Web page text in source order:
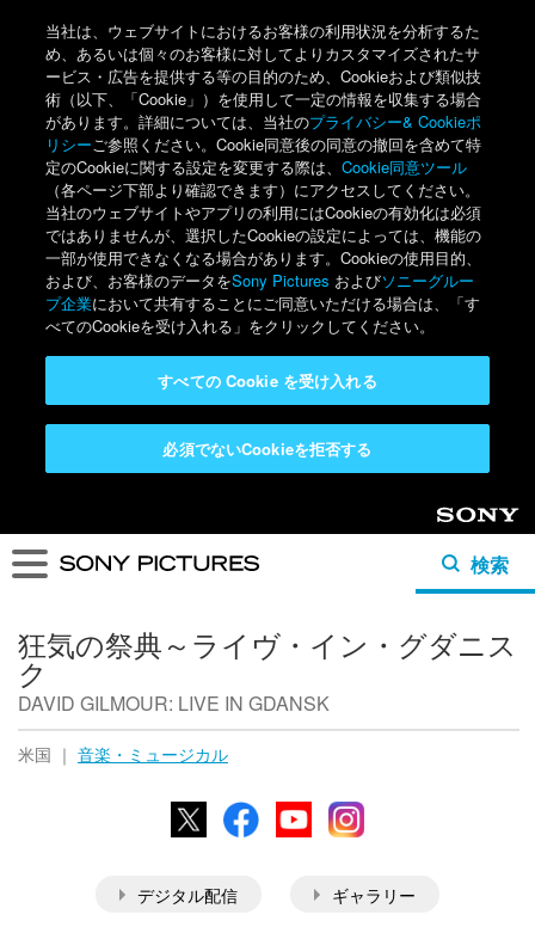
当社は、ウェブサイトにおけるお客様の利用状況を分析するた
め、あるいは個々のお客様に対してよりカスタマイズされたサ
ービス・広告を提供する等の目的のため、Cookieおよび類似技
術（以下、「Cookie」）を使用して一定の情報を収集する場合
があります。詳細については、当社のプライバシー& Cookieポ
リシーご参照ください。Cookie同意後の同意の撤回を含めて特
定のCookieに関する設定を変更する際は、Cookie同意ツール
（各ページ下部より確認できます）にアクセスしてください。
当社のウェブサイトやアプリの利用にはCookieの有効化は必須
ではありませんが、選択したCookieの設定によっては、機能の
一部が使用できなくなる場合があります。Cookieの使用目的、
および、お客様のデータをSony Pictures およびソニーグルー
プ企業において共有することにご同意いただける場合は、「す
べてのCookieを受け入れる」をクリックしてください。
必須でないCookieを拒否する
すべての Cookie を受け入れる
Sony
検索
狂気の祭典～ライヴ・イン・グダニス
ク
DAVID GILMOUR: LIVE IN GDANSK
米国 ｜ 音楽・ミュージカル
X FacebookYouTubeInstagram
デジタル配信 ギャラリー